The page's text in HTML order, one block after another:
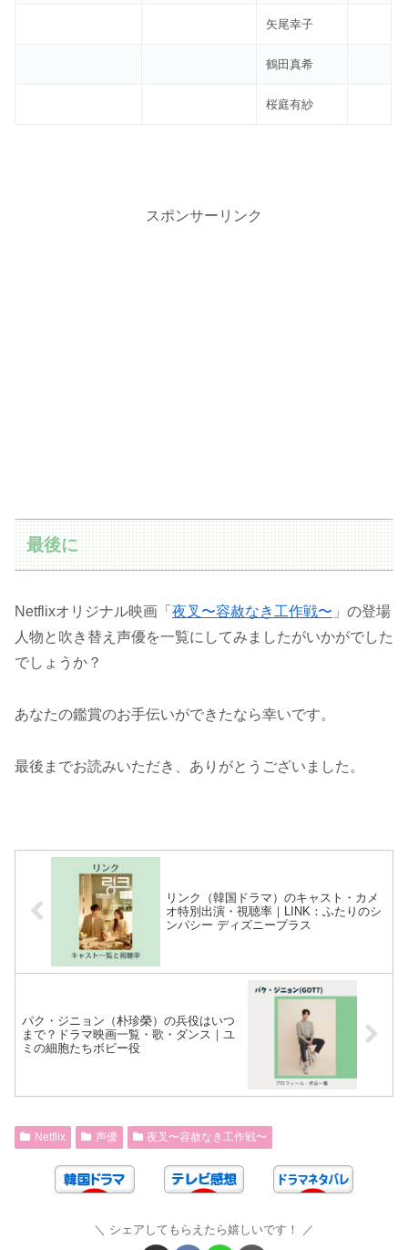
矢尾幸子
鶴田真希
桜庭有紗
スポンサーリンク
最後に
Netflixオリジナル映画「 夜叉〜容赦なき工作戦〜 」の登場
人物と吹き替え声優を一覧にしてみましたがいかがでした
でしょうか？
あなたの鑑賞のお手伝いができたなら幸いです。
最後までお読みいただき、ありがとうございました。
リンク（韓国ドラマ）のキャスト・カメ
オ特別出演・視聴率｜LINK：ふたりのシ
ンパシー ディズニープラス
パク・ジニョン（朴珍榮）の兵役はいつ
まで？ドラマ映画一覧・歌・ダンス｜ユ
ミの細胞たちボビー役
Netflix 声優 夜叉〜容赦なき工作戦〜
シェアしてもらえたら嬉しいです！